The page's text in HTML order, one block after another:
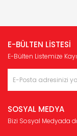
E-BÜLTEN LİSTESİ
E-Bülten Listemize
SOSYAL MEDYA
Bizi Sosyal Medyada